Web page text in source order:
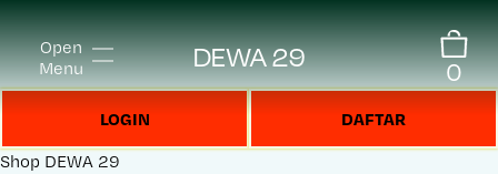
Open
Menu
DEWA 29 0
LOGIN DAFTAR
Shop DEWA 29